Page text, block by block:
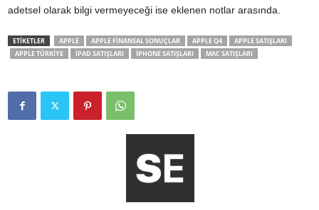
adetsel olarak bilgi vermeyeceği ise eklenen notlar arasında.
ETİKETLER APPLE APPLE FINANSAL SONUÇLAR APPLE Q4
APPLE SATIŞLARI
APPLE TÜRKIYE
IPAD SATIŞLARI IPHONE SATIŞLARI MAC SATIŞLARI